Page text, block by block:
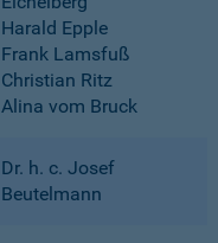
Harald Epple
Frank Lamsfuß
Christian Ritz
Alina vom Bruck
Dr. h. c. Josef
Beutelmann